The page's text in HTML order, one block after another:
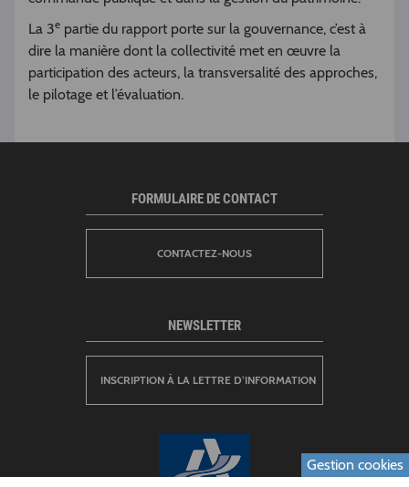
La 3e partie du rapport porte sur la gouvernance, c’est à
dire la manière dont la collectivité met en œuvre la
participation des acteurs, la transversalité des approches,
le pilotage et l’évaluation.
FORMULAIRE DE CONTACT
CONTACTEZ-NOUS
NEWSLETTER
INSCRIPTION À LA LETTRE D’INFORMATION
Gestion cookies